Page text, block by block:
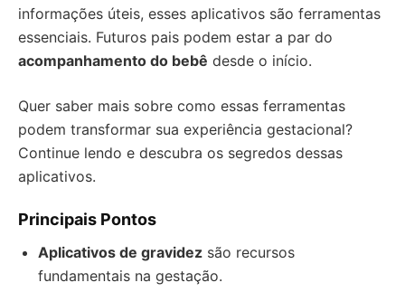
informações úteis, esses aplicativos são ferramentas
essenciais. Futuros pais podem estar a par do
acompanhamento do bebê desde o início.
Quer saber mais sobre como essas ferramentas
podem transformar sua experiência gestacional?
Continue lendo e descubra os segredos dessas
aplicativos.
Principais Pontos
Aplicativos de gravidez são recursos
fundamentais na gestação.